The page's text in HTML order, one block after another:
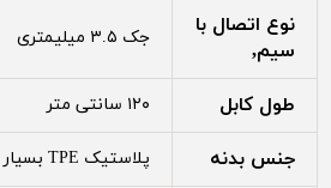
نوع اتصال با
سیم,
جک ۳.۵ میلیمتری
طول کابل ۱۲۰ سانتی متر
جنس بدنه پلاستیک TPE بسیار بادوام